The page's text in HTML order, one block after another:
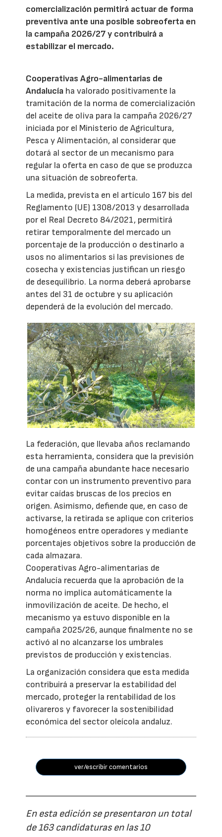
comercialización permitirá actuar de forma
preventiva ante una posible sobreoferta en
la campaña 2026/27 y contribuirá a
estabilizar el mercado.
Cooperativas Agro-alimentarias de
Andalucía ha valorado positivamente la
tramitación de la norma de comercialización
del aceite de oliva para la campaña 2026/27
iniciada por el Ministerio de Agricultura,
Pesca y Alimentación, al considerar que
dotará al sector de un mecanismo para
regular la oferta en caso de que se produzca
una situación de sobreoferta.
La medida, prevista en el artículo 167 bis del
Reglamento (UE) 1308/2013 y desarrollada
por el Real Decreto 84/2021, permitirá
retirar temporalmente del mercado un
porcentaje de la producción o destinarlo a
usos no alimentarios si las previsiones de
cosecha y existencias justifican un riesgo
de desequilibrio. La norma deberá aprobarse
antes del 31 de octubre y su aplicación
dependerá de la evolución del mercado.
La federación, que llevaba años reclamando
esta herramienta, considera que la previsión
de una campaña abundante hace necesario
contar con un instrumento preventivo para
evitar caídas bruscas de los precios en
origen. Asimismo, defiende que, en caso de
activarse, la retirada se aplique con criterios
homogéneos entre operadores y mediante
porcentajes objetivos sobre la producción de
cada almazara.
Cooperativas Agro-alimentarias de
Andalucía recuerda que la aprobación de la
norma no implica automáticamente la
inmovilización de aceite. De hecho, el
mecanismo ya estuvo disponible en la
campaña 2025/26, aunque finalmente no se
activó al no alcanzarse los umbrales
previstos de producción y existencias.
La organización considera que esta medida
contribuirá a preservar la estabilidad del
mercado, proteger la rentabilidad de los
olivareros y favorecer la sostenibilidad
económica del sector oleícola andaluz.
ver/escribir comentarios
En esta edición se presentaron un total
de 163 candidaturas en las 10